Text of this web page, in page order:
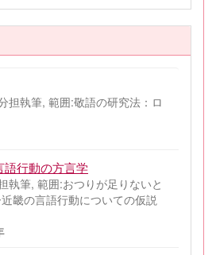
担執筆, 範囲:敬語の研究法：ロ
行動の方言学
執筆, 範囲:おつりが足りないと
畿の言語行動についての仮説